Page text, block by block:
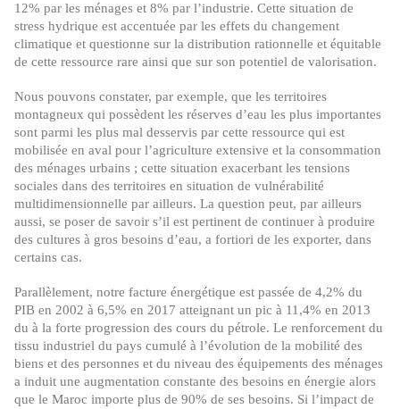
12% par les ménages et 8% par l’industrie. Cette situation de
stress hydrique est accentuée par les effets du changement
climatique et questionne sur la distribution rationnelle et équitable
de cette ressource rare ainsi que sur son potentiel de valorisation.
Nous pouvons constater, par exemple, que les territoires
montagneux qui possèdent les réserves d’eau les plus importantes
sont parmi les plus mal desservis par cette ressource qui est
mobilisée en aval pour l’agriculture extensive et la consommation
des ménages urbains ; cette situation exacerbant les tensions
sociales dans des territoires en situation de vulnérabilité
multidimensionnelle par ailleurs. La question peut, par ailleurs
aussi, se poser de savoir s’il est pertinent de continuer à produire
des cultures à gros besoins d’eau, a fortiori de les exporter, dans
certains cas.
Parallèlement, notre facture énergétique est passée de 4,2% du
PIB en 2002 à 6,5% en 2017 atteignant un pic à 11,4% en 2013
du à la forte progression des cours du pétrole. Le renforcement du
tissu industriel du pays cumulé à l’évolution de la mobilité des
biens et des personnes et du niveau des équipements des ménages
a induit une augmentation constante des besoins en énergie alors
que le Maroc importe plus de 90% de ses besoins. Si l’impact de